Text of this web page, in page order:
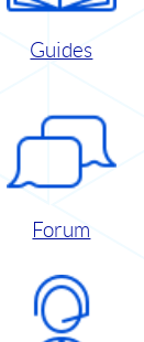
Guides
Forum